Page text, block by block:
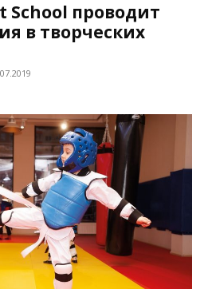
School проводит
в творческих